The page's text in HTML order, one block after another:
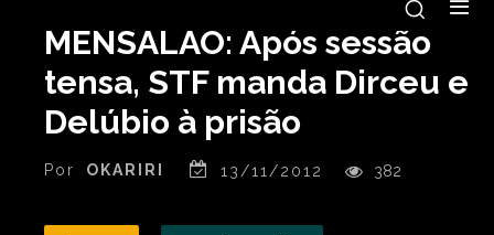
MENSALÃO: Após sessão
tensa, STF manda Dirceu e
Delúbio à prisão
Por OKARIRI 13/11/2012 382